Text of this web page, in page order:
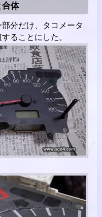
体
分だけ、タコメータ
ることにした。